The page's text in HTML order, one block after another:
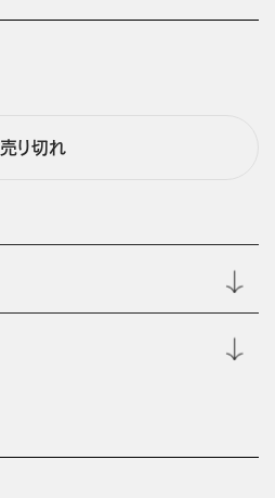
売り切れ